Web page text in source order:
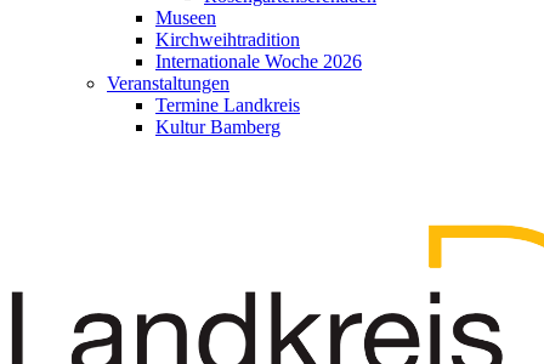
Museen
Kirchweihtradition
Internationale Woche 2026
Veranstaltungen
Termine Landkreis
Kultur Bamberg